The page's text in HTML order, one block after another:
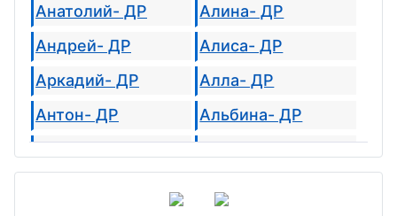
Анатолий- ДР
Андрей- ДР
Аркадий- ДР
Антон- ДР
Алина- ДР
Алиса- ДР
Алла- ДР
Альбина- ДР